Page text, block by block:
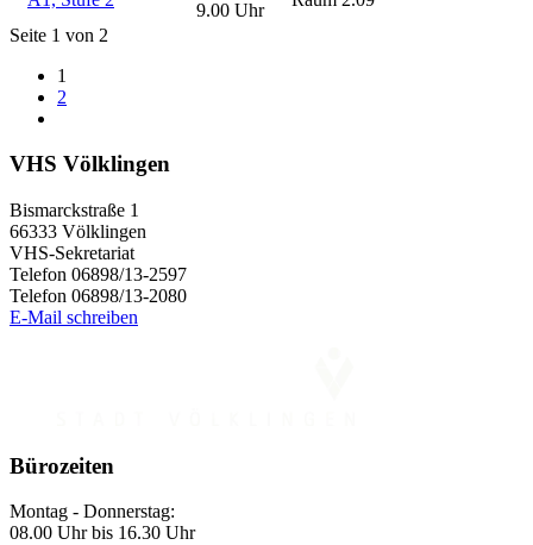
9.00 Uhr
Seite 1 von 2
1
2
VHS Völklingen
Bismarckstraße 1
66333 Völklingen
VHS-Sekretariat
Telefon 06898/13-2597
Telefon 06898/13-2080
E-Mail schreiben
Bürozeiten
Montag - Donnerstag:
08.00 Uhr bis 16.30 Uhr